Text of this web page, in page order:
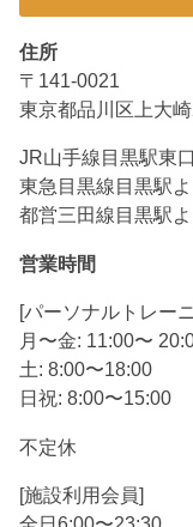
住所
〒141-0021
東京都品川区上大
JR山手線目黒駅東
東急目黒線目黒駅
都営三田線目黒駅
営業時間
[パーソナルトレー
月〜金: 11:00〜
土: 8:00〜18:00
日祝: 8:00〜15:00
不定休
[施設利用会員]